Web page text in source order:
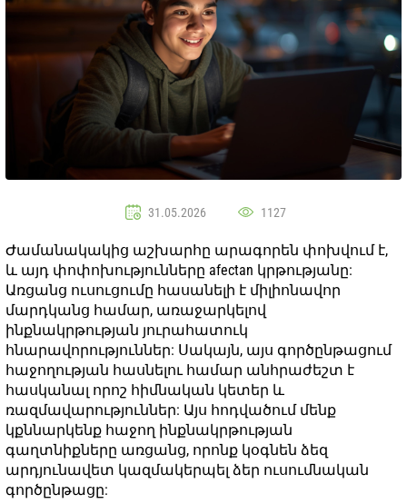
31.05.2026 1127
Ժամանակակից աշխարհը արագորեն փոխվում է,
և այդ փոփոխությունները afectan կրթությանը:
Առցանց ուսուցումը հասանելի է միլիոնավոր
մարդկանց համար, առաջարկելով
ինքնակրթության յուրահատուկ
հնարավորություններ: Սակայն, այս գործընթացում
հաջողության հասնելու համար անհրաժեշտ է
հասկանալ որոշ հիմնական կետեր և
ռազմավարություններ: Այս հոդվածում մենք
կքննարկենք հաջող ինքնակրթության
գաղտնիքները առցանց, որոնք կօգնեն ձեզ
արդյունավետ կազմակերպել ձեր ուսումնական
գործընթացը: